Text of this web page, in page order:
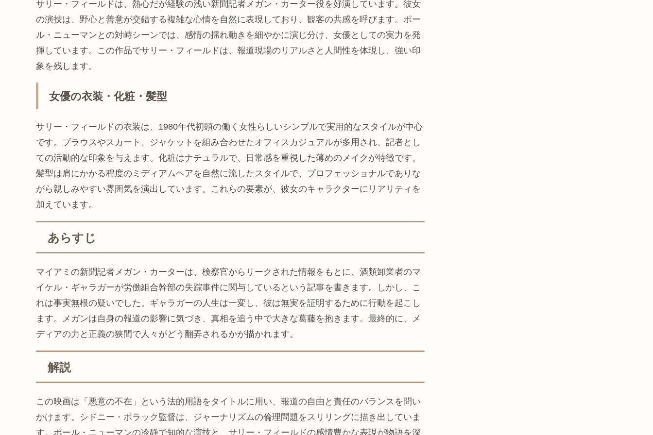
サリー・フィールドは、熱心だが経験の浅い新聞記者メガン・カーター役を好演しています。彼女
の演技は、野心と善意が交錯する複雑な心情を自然に表現しており、観客の共感を呼びます。ポー
ル・ニューマンとの対峙シーンでは、感情の揺れ動きを細やかに演じ分け、女優としての実力を発
揮しています。この作品でサリー・フィールドは、報道現場のリアルさと人間性を体現し、強い印
象を残します。
女優の衣装・化粧・髪型
サリー・フィールドの衣装は、1980年代初頭の働く女性らしいシンプルで実用的なスタイルが中心
です。ブラウスやスカート、ジャケットを組み合わせたオフィスカジュアルが多用され、記者とし
ての活動的な印象を与えます。化粧はナチュラルで、日常感を重視した薄めのメイクが特徴です。
髪型は肩にかかる程度のミディアムヘアを自然に流したスタイルで、プロフェッショナルでありな
がら親しみやすい雰囲気を演出しています。これらの要素が、彼女のキャラクターにリアリティを
加えています。
あらすじ
マイアミの新聞記者メガン・カーターは、検察官からリークされた情報をもとに、酒類卸業者のマ
イケル・ギャラガーが労働組合幹部の失踪事件に関与しているという記事を書きます。しかし、こ
れは事実無根の疑いでした。ギャラガーの人生は一変し、彼は無実を証明するために行動を起こし
ます。メガンは自身の報道の影響に気づき、真相を追う中で大きな葛藤を抱きます。最終的に、メ
ディアの力と正義の狭間で人々がどう翻弄されるかが描かれます。
解説
この映画は「悪意の不在」という法的用語をタイトルに用い、報道の自由と責任のバランスを問い
かけます。シドニー・ポラック監督は、ジャーナリズムの倫理問題をスリリングに描き出していま
す。ポール・ニューマンの冷静で知的な演技と、サリー・フィールドの感情豊かな表現が物語を深